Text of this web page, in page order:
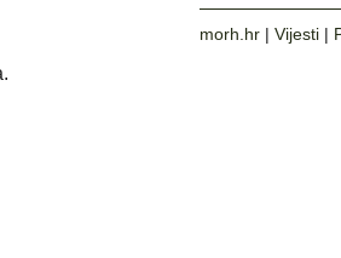
morh.hr | Vijesti |